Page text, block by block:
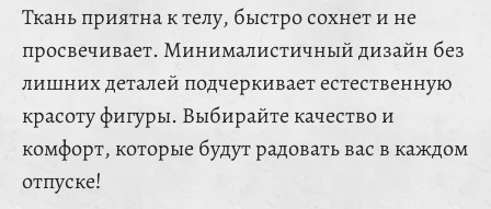
Ткань приятна к телу, быстро сохнет и не
просвечивает. Минималистичный дизайн без
лишних деталей подчеркивает естественную
красоту фигуры. Выбирайте качество и
комфорт, которые будут радовать вас в каждом
отпуске!